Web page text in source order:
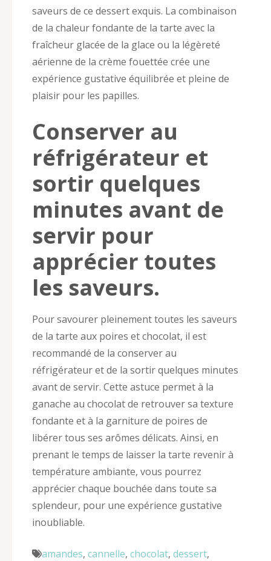
saveurs de ce dessert exquis. La combinaison
de la chaleur fondante de la tarte avec la
fraîcheur glacée de la glace ou la légèreté
aérienne de la crème fouettée crée une
expérience gustative équilibrée et pleine de
plaisir pour les papilles.
Conserver au
réfrigérateur et
sortir quelques
minutes avant de
servir pour
apprécier toutes
les saveurs.
Pour savourer pleinement toutes les saveurs
de la tarte aux poires et chocolat, il est
recommandé de la conserver au
réfrigérateur et de la sortir quelques minutes
avant de servir. Cette astuce permet à la
ganache au chocolat de retrouver sa texture
fondante et à la garniture de poires de
libérer tous ses arômes délicats. Ainsi, en
prenant le temps de laisser la tarte revenir à
température ambiante, vous pourrez
apprécier chaque bouchée dans toute sa
splendeur, pour une expérience gustative
inoubliable.
amandes, cannelle, chocolat, dessert,